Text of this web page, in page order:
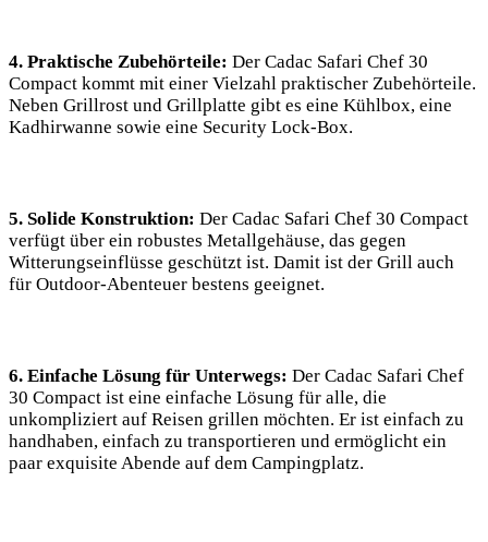
4.​ Praktische Zubehörteile: Der Cadac Safari Chef ‌30
Compact kommt mit einer Vielzahl‍ praktischer Zubehörteile.⁤
Neben Grillrost⁣ und ⁤Grillplatte gibt es eine Kühlbox, eine
Kadhirwanne sowie eine Security ⁤Lock-Box.
5. Solide Konstruktion: Der Cadac Safari Chef 30 ​Compact
⁢verfügt über ein robustes Metallgehäuse, ‌das gegen
Witterungseinflüsse geschützt ist. Damit ​ist der Grill auch
für Outdoor-Abenteuer bestens geeignet.
6. Einfache Lösung für Unterwegs: Der Cadac Safari Chef
30 Compact ist eine einfache Lösung für alle, die
unkompliziert auf Reisen grillen ⁣möchten. Er ist einfach zu‌
handhaben, einfach‌ zu transportieren und ermöglicht ein
paar exquisite Abende auf dem Campingplatz.